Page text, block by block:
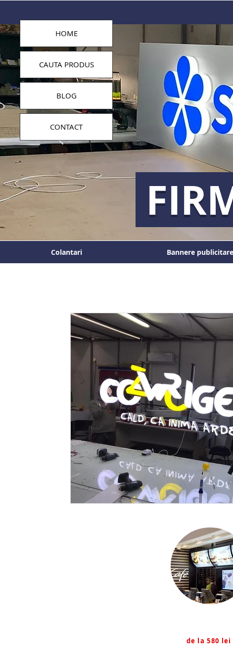
HOME
CAUTA PRODUS
BLOG
CONTACT
Colantari Bannere publicitare
de la 580 lei